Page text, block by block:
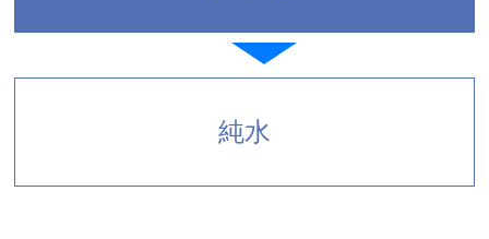
純水